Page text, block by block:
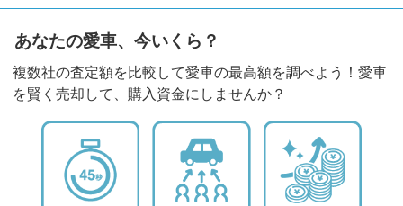
あなたの愛車、今いくら？
複数社の査定額を比較して愛車の最高額を調べよう！愛車
を賢く売却して、購入資金にしませんか？